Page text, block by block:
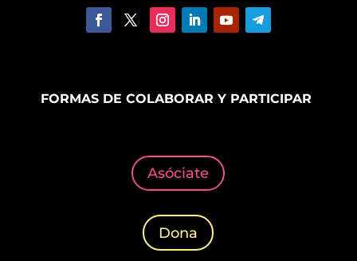
FORMAS DE COLABORAR Y PARTICIPAR
Asóciate
Dona